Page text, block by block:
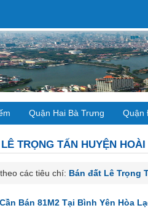
Quận Hai Bà Trưng Quận
LÊ TRỌNG TẤN HUYỆN
các tiêu chí: Bán đất Lê Trọng
Bán 81M2 Tại Bình Yên Hòa